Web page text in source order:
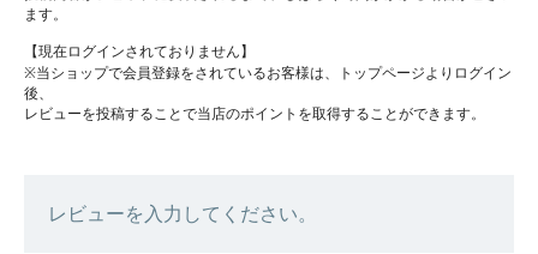
ます。
【現在ログインされておりません】
※当ショップで会員登録をされているお客様は、トップページよりログイン
後、
レビューを投稿することで当店のポイントを取得することができます。
レビューを入力してください。